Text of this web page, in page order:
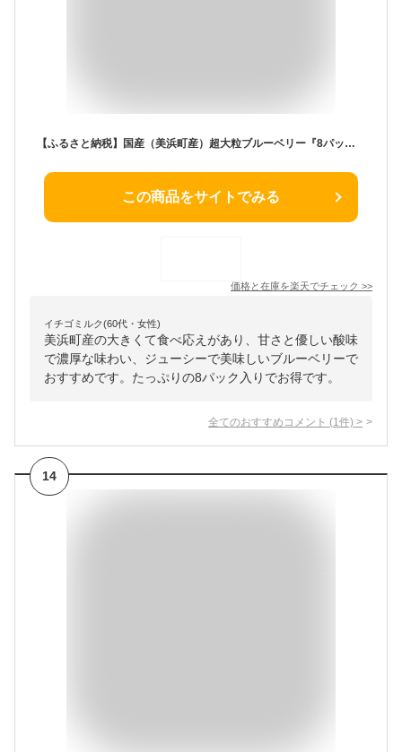
【ふるさと納税】国産（美浜町産）超大粒ブルーベリー『8パック入り』◆※2024年5月初旬〜7月上旬頃に順次発送予定
この商品をサイトでみる
価格と在庫を楽天でチェック >>
イチゴミルク(60代・女性)
美浜町産の大きくて食べ応えがあり、甘さと優しい酸味
で濃厚な味わい、ジューシーで美味しいブルーベリーで
おすすめです。たっぷりの8パック入りでお得です。
全てのおすすめコメント (1 件) >
14